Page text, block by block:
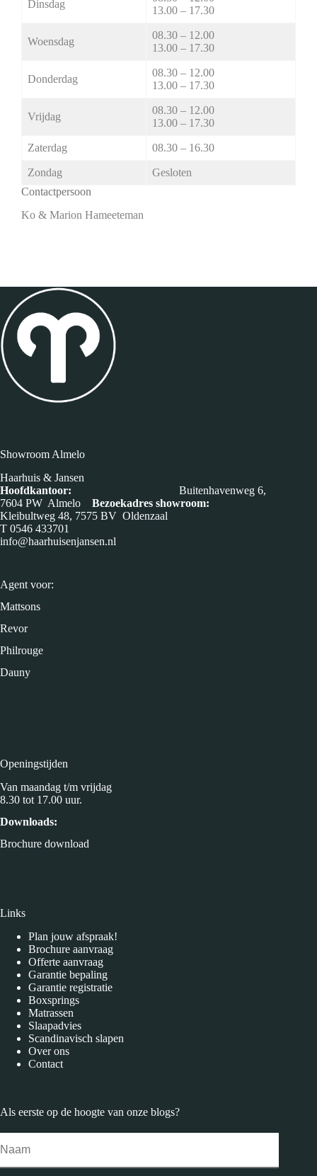
Dinsdag
13.00 – 17.30
Woensdag
08.30 – 12.00
13.00 – 17.30
Donderdag
08.30 – 12.00
13.00 – 17.30
Vrijdag
08.30 – 12.00
13.00 – 17.30
Zaterdag 08.30 – 16.30
Zondag
Gesloten
Contactpersoon
Ko & Marion Hameeteman
Showroom Almelo
Haarhuis & Jansen
Hoofdkantoor: Buitenhavenweg 6,
7604 PW Almelo Bezoekadres showroom:
Kleibultweg 48, 7575 BV Oldenzaal
T 0546 433701
info@haarhuisenjansen.nl
Agent voor:
Mattsons
Revor
Philrouge
Dauny
Openingstijden
Van maandag t/m vrijdag
8.30 tot 17.00 uur.
Downloads:
Brochure download
Links
Plan jouw afspraak!
Brochure aanvraag
Offerte aanvraag
Garantie bepaling
Garantie registratie
Boxsprings
Matrassen
Slaapadvies
Scandinavisch slapen
Over ons
Contact
Als eerste op de hoogte van onze blogs?